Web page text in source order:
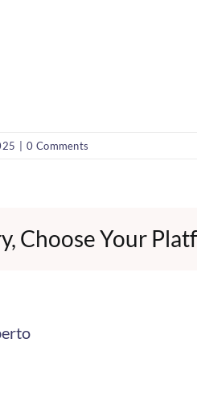
| 0 Comments
Choose Your